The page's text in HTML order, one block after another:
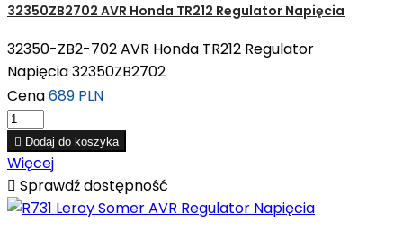
32350ZB2702 AVR Honda TR212 Regulator Napięcia
32350-ZB2-702 AVR Honda TR212 Regulator
Napięcia 32350ZB2702
Cena689 PLN
 Dodaj do koszyka
Więcej
 Sprawdź dostępność